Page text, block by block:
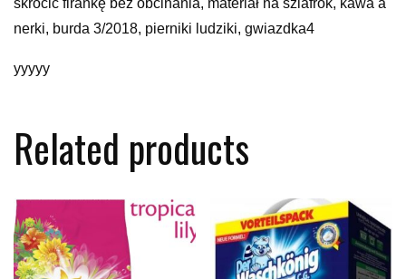
skrócić firankę bez obcinania, materiał na szlafrok, kawa a
nerki, burda 3/2018, pierniki ludziki, gwiazdka4
yyyyy
Related products